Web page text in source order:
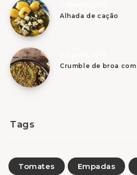
Alhada de cação
Crumble de broa
Tags
Tomates Empadas